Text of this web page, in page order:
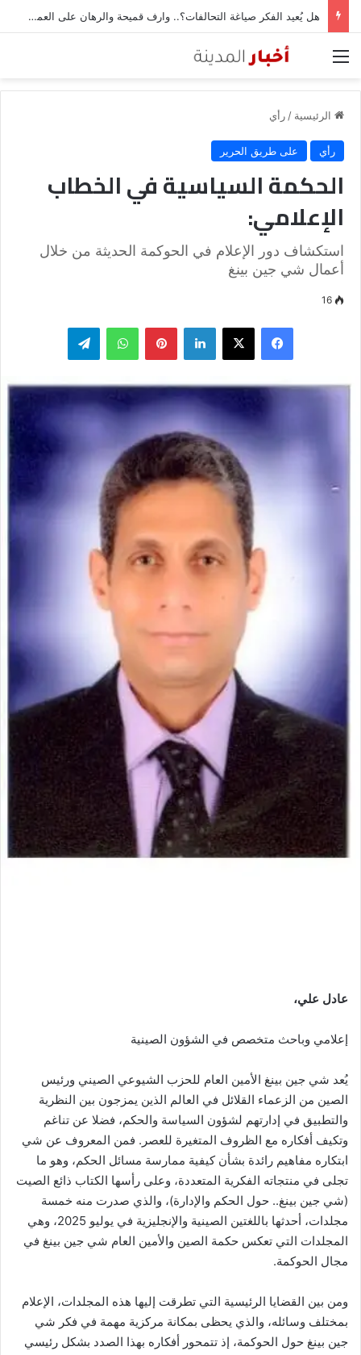
هل يُعيد الفكر صياغة التحالفات؟.. وارف قميحة والرهان على العمق المعرفي مع الصين
القائمة
الرئيسية / رأي
رأي على طريق الحرير
الحكمة السياسية في الخطاب
الإعلامي:
استكشاف دور الإعلام في الحوكمة الحديثة من خلال
أعمال شي جين بينغ
16
فيسبوك ‫X لينكدإن بينتيريستواتساب تيلقرام
عادل علي،
إعلامي وباحث متخصص في الشؤون الصينية
يُعد شي جين بينغ الأمين العام للحزب الشيوعي الصيني ورئيس
الصين من الزعماء القلائل في العالم الذين يمزجون بين النظرية
والتطبيق في إدارتهم لشؤون السياسة والحكم، فضلا عن تناغم
وتكيف أفكاره مع الظروف المتغيرة للعصر. فمن المعروف عن شي
ابتكاره مفاهيم رائدة بشأن كيفية ممارسة مسائل الحكم، وهو ما
تجلى في منتجاته الفكرية المتعددة، وعلى رأسها الكتاب ذائع الصيت
(شي جين بينغ.. حول الحكم والإدارة)، والذي صدرت منه خمسة
مجلدات، أحدثها باللغتين الصينية والإنجليزية في يوليو 2025، وهي
المجلدات التي تعكس حكمة الصين والأمين العام شي جين بينغ في
مجال الحوكمة.
ومن بين القضايا الرئيسية التي تطرقت إليها هذه المجلدات، الإعلام
بمختلف وسائله، والذي يحظى بمكانة مركزية مهمة في فكر شي
جين بينغ حول الحوكمة، إذ تتمحور أفكاره بهذا الصدد بشكل رئيسي